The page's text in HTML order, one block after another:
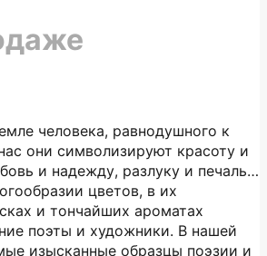
человека, равнодушного к
они символизируют красоту и
и надежду, разлуку и печаль…
цветов, в их
и тончайших ароматах
поэты и художники. В нашей
изысканные образцы поэзии и